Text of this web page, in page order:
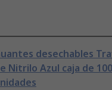
desechables
Nitrilo Azul caja de 100